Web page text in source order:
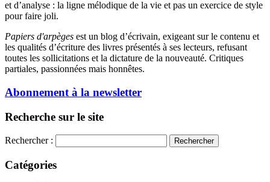
et d’analyse : la ligne mélodique de la vie et pas un exercice de style
pour faire joli.
Papiers d'arpèges est un blog d’écrivain, exigeant sur le contenu et
les qualités d’écriture des livres présentés à ses lecteurs, refusant
toutes les sollicitations et la dictature de la nouveauté. Critiques
partiales, passionnées mais honnêtes.
Abonnement à la newsletter
Recherche sur le site
Rechercher :
Catégories